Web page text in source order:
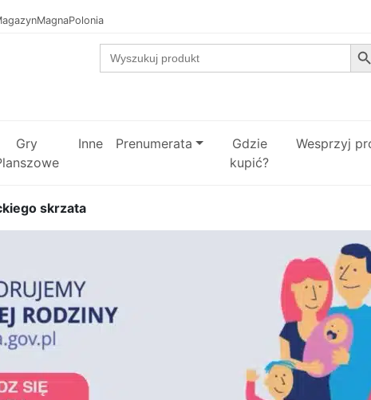
Search
for:
Search
Gry
Inne Prenumerata
Gdzie
kupić?
Wesprzyj
skrzata